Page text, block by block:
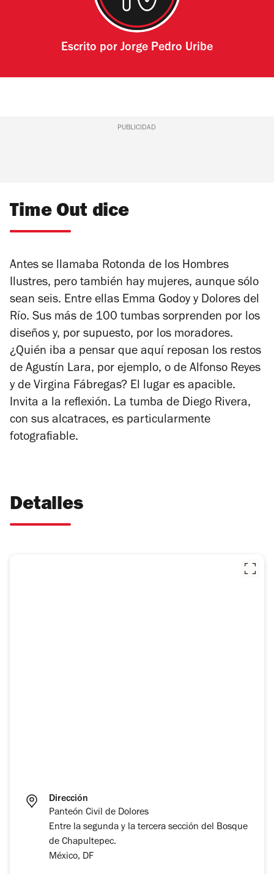
Escrito por Jorge Pedro Uribe
PUBLICIDAD
Time Out dice
Antes se llamaba Rotonda de los Hombres
Ilustres, pero también hay mujeres, aunque sólo
sean seis. Entre ellas Emma Godoy y Dolores del
Río. Sus más de 100 tumbas sorprenden por los
diseños y, por supuesto, por los moradores.
¿Quién iba a pensar que aquí reposan los restos
de Agustín Lara, por ejemplo, o de Alfonso Reyes
y de Virgina Fábregas? El lugar es apacible.
Invita a la reflexión. La tumba de Diego Rivera,
con sus alcatraces, es particularmente
fotografiable.
Detalles
Dirección
Panteón Civil de Dolores
Entre la segunda y la tercera sección del Bosque
de Chapultepec.
México, DF